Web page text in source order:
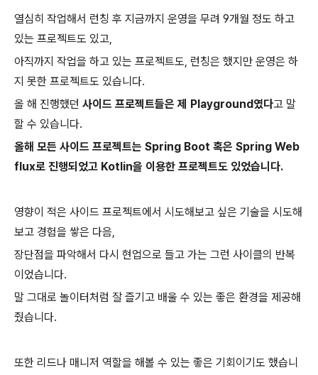
열심히 작업해서 런칭 후 지금까지 운영을 무려 9개월 정도 하고
있는 프로젝트도 있고,
아직까지 작업을 하고 있는 프로젝트도, 런칭은 했지만 운영은 하
지 못한 프로젝트도 있습니다.
올 해 진행했던 사이드 프로젝트들은 제 Playground였다고 말
할 수 있습니다.
올해 모든 사이드 프로젝트는 Spring Boot 혹은 Spring Web
flux로 진행되었고 Kotlin을 이용한 프로젝트도 있었습니다.
영향이 적은 사이드 프로젝트에서 시도해보고 싶은 기술을 시도해
보고 경험을 쌓은 다음,
장단점을 파악해서 다시 현업으로 들고 가는 그런 사이클의 반복
이었습니다.
말 그대로 놀이터처럼 잘 즐기고 배울 수 있는 좋은 환경을 제공해
줬습니다.
또한 리드나 매니저 역할을 해볼 수 있는 좋은 기회이기도 했습니